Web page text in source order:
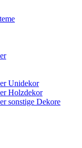
Unidekor
Holzdekor
sonstige Dekore